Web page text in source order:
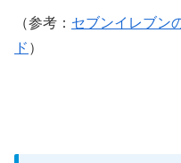
（参考： セブンイレブン
ド ）